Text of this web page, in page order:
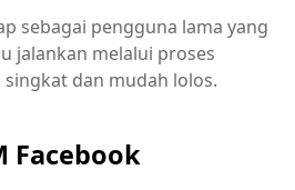
sebagai pengguna lama yang
jalankan melalui proses
dan mudah lolos.
Facebook